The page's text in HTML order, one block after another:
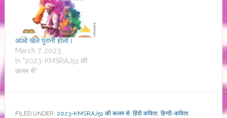
आओ खेले पुरानी होली।
March 7, 2023
In "2023-KMSRAJ51 की
कलम से"
FILED UNDER: 2023-KMSRAJ51 की कलम से, हिंदी कविता, हिन्दी-कविता